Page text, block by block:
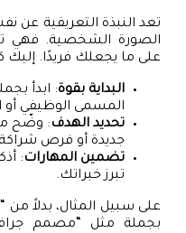
تعد النبذة التعريفية عن
الصورة الشخصية. فهي
على ما يجعلك فريدًا. إليك
البداية بقوة: ابدأ
المسمى الوظيفي أو
تحديد الهدف: وضّح
جديدة أو فرص
تضمين المهارات:
تبرز خبراتك.
على سبيل المثال، بدلاً من
بجملة مثل “مصمم